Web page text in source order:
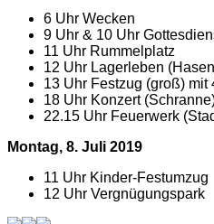
6 Uhr Wecken
9 Uhr & 10 Uhr
11 Uhr Rummelplatz
12 Uhr Lagerleben
13 Uhr Festzug (groß) mit
18 Uhr Konzert
22.15 Uhr Feuerwerk
Montag, 8. Juli 2019
11 Uhr Kinder-Festumzug
12 Uhr Vergnügungspark